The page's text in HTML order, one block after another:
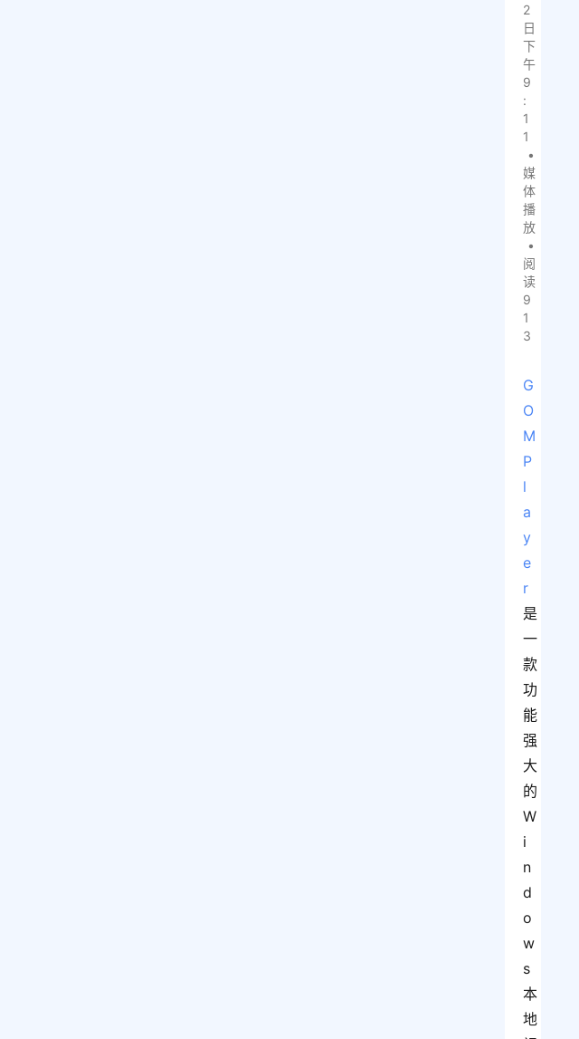
2
日
下
午
9
:
1
1
•
媒
体
播
放
•
阅
读
9
1
3
G
O
M
P
l
a
y
e
r
是
一
款
功
能
强
大
的
W
i
n
d
o
w
s
本
地